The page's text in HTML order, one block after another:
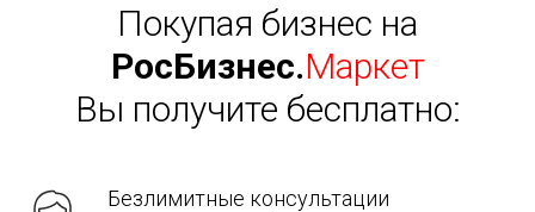
Покупая бизнес на
РосБизнес.Маркет
Вы получите бесплатно:
Безлимитные консультации